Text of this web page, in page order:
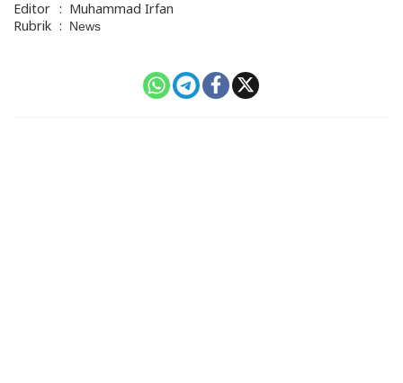
Editor : Muhammad Irfan
Rubrik : News